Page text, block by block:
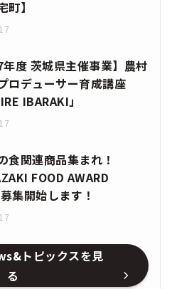
町】
年度 茨城県主催事業】農村
ロデューサー育成講座
IBARAKI」
食関連商品集まれ！
FOOD AWARD
集開始します！
トピックスを見
る